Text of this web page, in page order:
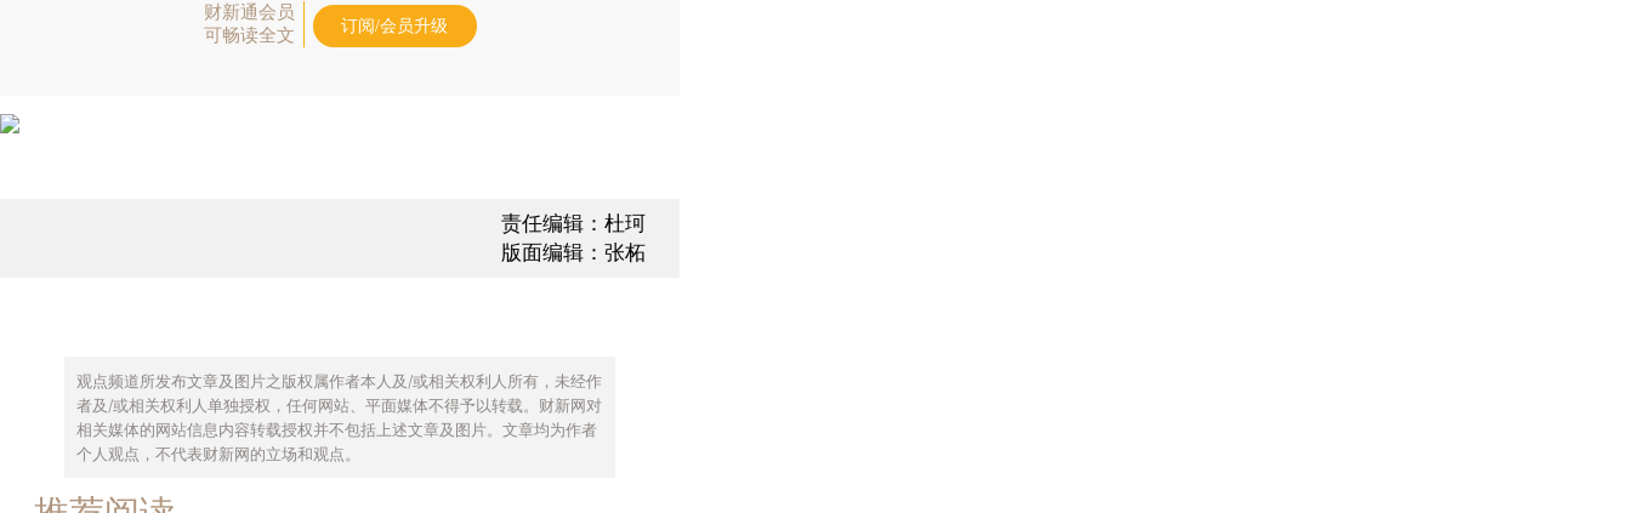
财新通会员
可畅读全文
订阅/会员升级
责任编辑：杜珂
版面编辑：张柘
观点频道所发布文章及图片之版权属作者本人及/或相关权利人所有，未经作
者及/或相关权利人单独授权，任何网站、平面媒体不得予以转载。财新网对
相关媒体的网站信息内容转载授权并不包括上述文章及图片。文章均为作者
个人观点，不代表财新网的立场和观点。